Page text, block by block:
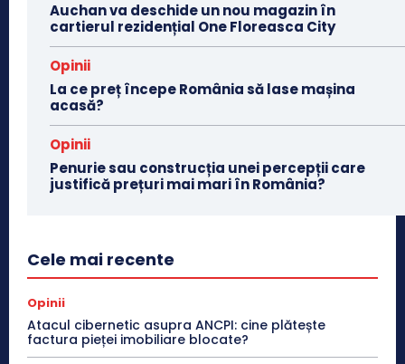
Auchan va deschide un nou magazin în
cartierul rezidențial One Floreasca City
Opinii
La ce preț începe România să lase mașina
acasă?
Opinii
Penurie sau construcția unei percepții care
justifică prețuri mai mari în România?
Cele mai recente
Opinii
Atacul cibernetic asupra ANCPI: cine plătește
factura pieței imobiliare blocate?